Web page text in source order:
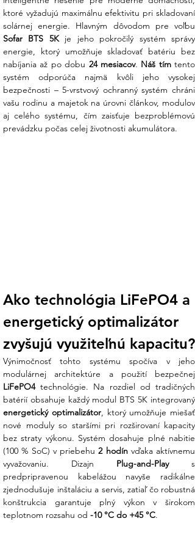
Využitie lítium-železo-fosfátových
článkov zaručuje najvyššiu úroveň
požiarnej bezpečnosti a mimoriadnu
stabilitu aj pri vysokom cyklickom
zaťažení.
Modulárna flexibilita:Jedna batériová
veža môže obsahovať 1 až 4 moduly, čo
vám poskytuje kapacitu od 5 kWh do 20
kWh. Systém je možné neskôr
a striekajúcej vode, čo umožňuje
inštaláciu v technických miestnostiach,
garážach alebo chránených exteriéroch.
Koniec technickej neistote:Bojíte sa,
že po pridaní nového modulu k
staršiemu dôjde k nerovnováhe
kapacity? Náš tím v Ensun vám vysvetlí,
ako technológia SOFAR BTS eliminuje
tento problém a zabezpečuje 100 %
využitie energie z každého pripojeného
kusu.
Technické špecifikácie:
V Ensun staviame na overených
parametroch, ktoré garantujú spoľahlivosť
vašej investície:
ktoré vyžadujú maximálnu efektivitu pri skladovaní
Sofar BTS 5K je jeho pokročilý systém správy
energie, ktorý umožňuje skladovať batériu bez
nabíjania až po dobu 24 mesiacov. Náš tím tento
systém odporúča najmä kvôli jeho vysokej
bezpečnosti – 5-vrstvový ochranný systém chráni
vašu rodinu a majetok na úrovni článkov, modulov
aj celého systému, čím zaisťuje bezproblémovú
prevádzku počas celej životnosti akumulátora.
Ako technológia LiFePO4 a
energetický optimalizátor
zvyšujú využiteľnú kapacitu?
Výnimočnosť tohto systému spočíva v jeho
LiFePO4 technológie. Na rozdiel od tradičných
energetický optimalizátor, ktorý umožňuje miešať
nové moduly so staršími pri rozširovaní kapacity
bez straty výkonu. Systém dosahuje plné nabitie
(100 % SoC) v priebehu 2 hodín vďaka aktívnemu
vyvažovaniu. Dizajn Plug-and-Play s
predpripravenou kabelážou navyše radikálne
zjednodušuje inštaláciu a servis, zatiaľ čo robustná
konštrukcia garantuje plný výkon v širokom
teplotnom rozsahu od -10 °C do +45 °C.